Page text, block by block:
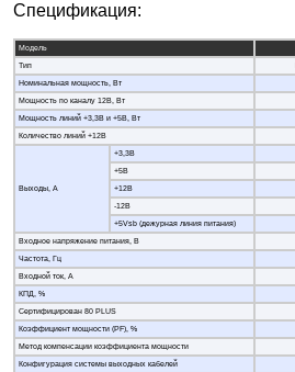
Спецификация:
Модель
Тип
Номинальная мощность, Вт
Мощность по каналу 12В, Вт
Мощность линий +3,3В и +5В, Вт
Количество линий +12В
Выходы, А
+3,3В
+5В
+12В
-12В
+5Vsb (дежурная линия питания)
Входное напряжение питания, В
Частота, Гц
Входной ток, А
КПД, %
Сертифицирован 80 PLUS
Коэффициент мощности (PF), %
Метод компенсации коэффициента мощности
Конфигурация системы выходных кабелей